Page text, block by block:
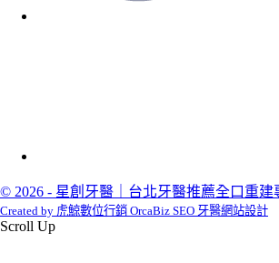
© 2026 - 星創牙醫｜台北牙醫推薦全口重建
Created by 虎鯨數位行銷 OrcaBiz SEO 牙醫網站設計
Scroll Up